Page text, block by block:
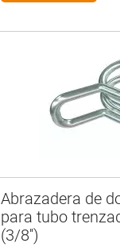
Abrazadera de
para tubo
(3/8'')